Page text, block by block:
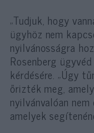
„Tudjuk, hogy
ügyhöz nem
nyilvánosságra
Rosenberg
kérdésére. „Úgy
őrizték meg,
nyilvánvalóan
amelyek